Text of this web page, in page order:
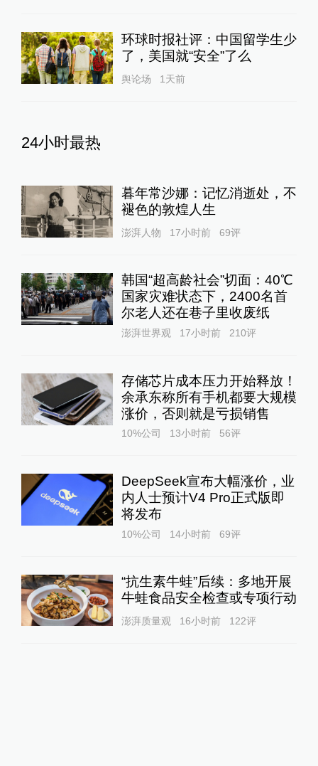
环球时报社评：中国留学生少
了，美国就“安全”了么
舆论场 1天前
24小时最热
暮年常沙娜：记忆消逝处，不
褪色的敦煌人生
澎湃人物 17小时前 69评
韩国“超高龄社会”切面：40℃
国家灾难状态下，2400名首
尔老人还在巷子里收废纸
澎湃世界观 17小时前 210评
存储芯片成本压力开始释放！
余承东称所有手机都要大规模
涨价，否则就是亏损销售
10%公司 13小时前 56评
DeepSeek宣布大幅涨价，业
内人士预计V4 Pro正式版即
将发布
10%公司 14小时前 69评
“抗生素牛蛙”后续：多地开展
牛蛙食品安全检查或专项行动
澎湃质量观 16小时前 122评